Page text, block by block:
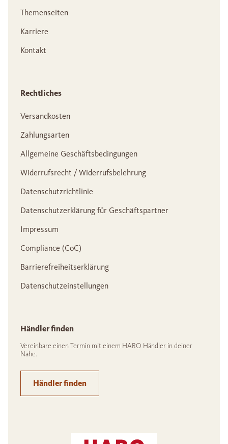
Themenseiten
Karriere
Kontakt
Rechtliches
Versandkosten
Zahlungsarten
Allgemeine Geschäftsbedingungen
Widerrufsrecht / Widerrufsbelehrung
Datenschutzrichtlinie
Datenschutzerklärung für Geschäftspartner
Impressum
Compliance (CoC)
Barrierefreiheitserklärung
Datenschutzeinstellungen
Händler finden
Vereinbare einen Termin mit einem HARO Händler in deiner
Nähe.
Händler finden